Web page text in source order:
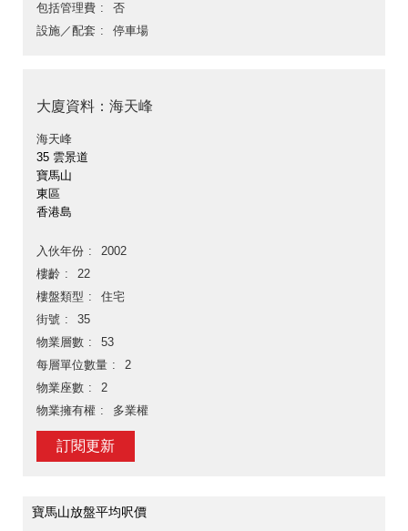
包括管理費
否
設施／配套
停車場
大廈資料：海天峰
海天峰
35 雲景道
寶馬山
東區
香港島
入伙年份
2002
樓齡
22
樓盤類型
住宅
街號
35
物業層數
53
每層單位數量
2
物業座數
2
物業擁有權
多業權
訂閱更新
寶馬山放盤平均呎價